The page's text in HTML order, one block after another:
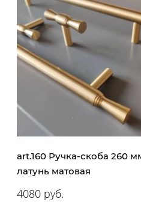
art.160 Ручка-скоба 260
латунь матовая
4080 руб.